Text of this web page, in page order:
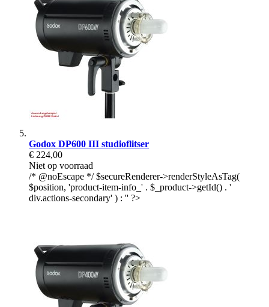
Godox DP600 III studioflitser
€ 224,00
Niet op voorraad
/* @noEscape */ $secureRenderer->renderStyleAsTag(
$position, 'product-item-info_' . $_product->getId() . '
div.actions-secondary' ) : '' ?>